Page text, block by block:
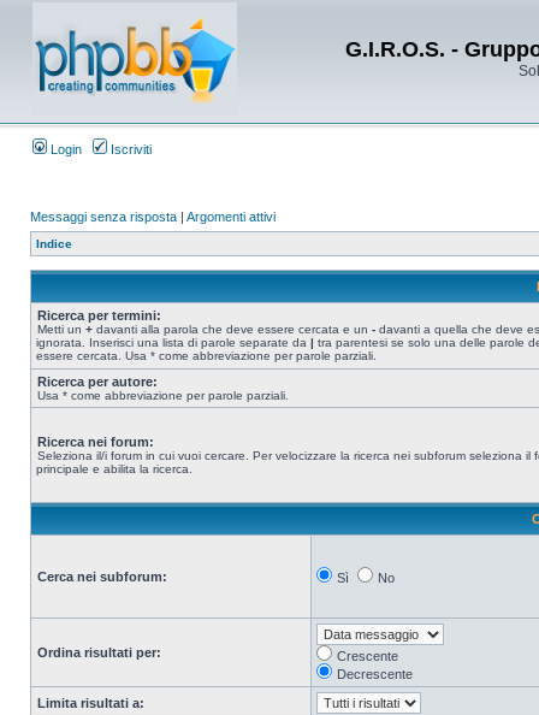
G.I.R.O.S. -
Login Iscriviti
Messaggi senza risposta | Argomenti attivi
Indice
Ricerca per termini:
Metti un + davanti alla parola che deve essere cercata e un - davanti a quella che deve
ignorata. Inserisci una lista di parole separate da | tra parentesi se solo una delle parole
essere cercata. Usa * come abbreviazione per parole parziali.
Ricerca per autore:
Usa * come abbreviazione per parole parziali.
Ricerca nei forum:
Seleziona il/i forum in cui vuoi cercare. Per velocizzare la ricerca nei subforum seleziona il
principale e abilita la ricerca.
Cerca nei subforum: Sì No
Ordina risultati per:
Crescente
Decrescente
Limita risultati a: